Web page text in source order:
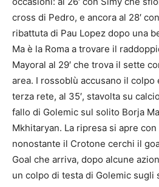
cross di Pedro, e ancora al 28′
ribattuta di Pau Lopez dopo una
Ma è la Roma a trovare il
Mayoral al 29′ che trova il sette
area. I rossoblù accusano il colpo
terza rete, al 35′, stavolta su
fallo di Golemic sul solito Borja
Mkhitaryan. La ripresa si apre
nonostante il Crotone cerchi il
Goal che arriva, dopo alcune
un colpo di testa di Golemic sugli